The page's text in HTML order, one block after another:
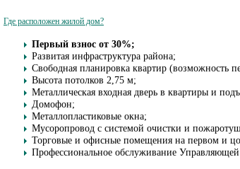
Где расположен жилой дом?
Первый взнос от 30%;
Развитая инфраструктура района;
Свободная планировка квартир (возможность
Высота потолков 2,75 м;
Металлическая входная дверь в квартиры и
Домофон;
Металлопластиковые окна;
Мусоропровод с системой очистки и
Торговые и офисные помещения на первом и
Профессиональное обслуживание